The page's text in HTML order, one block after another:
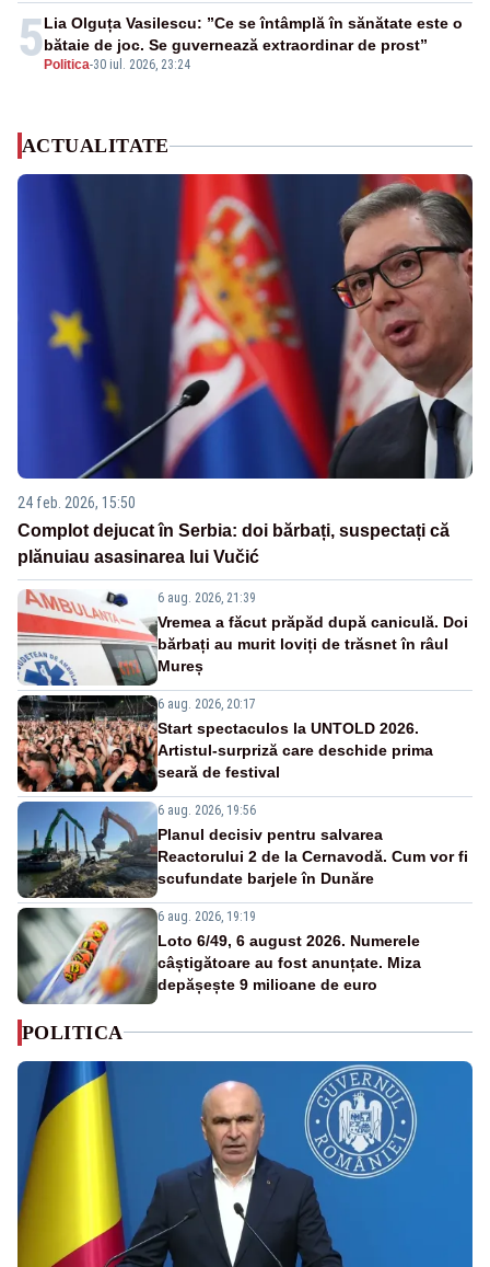
5 Politica-30 iul. 2026, 23:24
Lia Olguța Vasilescu: ”Ce se întâmplă în sănătate este o
bătaie de joc. Se guvernează extraordinar de prost”
ACTUALITATE
24 feb. 2026, 15:50
Complot dejucat în Serbia: doi bărbați, suspectați că
plănuiau asasinarea lui Vučić
6 aug. 2026, 21:39
Vremea a făcut prăpăd după caniculă. Doi
bărbați au murit loviți de trăsnet în râul
Mureș
6 aug. 2026, 20:17
Start spectaculos la UNTOLD 2026.
Artistul-surpriză care deschide prima
seară de festival
6 aug. 2026, 19:56
Planul decisiv pentru salvarea
Reactorului 2 de la Cernavodă. Cum vor fi
scufundate barjele în Dunăre
6 aug. 2026, 19:19
Loto 6/49, 6 august 2026. Numerele
câștigătoare au fost anunțate. Miza
depășește 9 milioane de euro
POLITICA